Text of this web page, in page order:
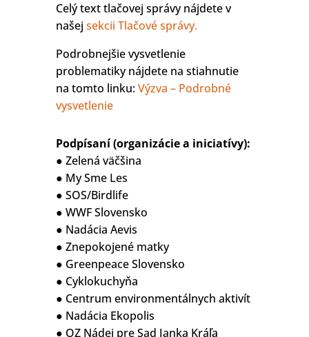
Celý text tlačovej správy nájdete v
našej sekcii Tlačové správy.
Podrobnejšie vysvetlenie
problematiky nájdete na stiahnutie
na tomto linku:Výzva – Podrobné
vysvetlenie
Podpísaní (organizácie a iniciatívy):
● Zelená väčšina
● My Sme Les
● SOS/Birdlife
● WWF Slovensko
● Nadácia Aevis
● Znepokojené matky
● Greenpeace Slovensko
● Cyklokuchyňa
● Centrum environmentálnych aktivít
● Nadácia Ekopolis
● OZ Nádej pre Sad Janka Kráľa